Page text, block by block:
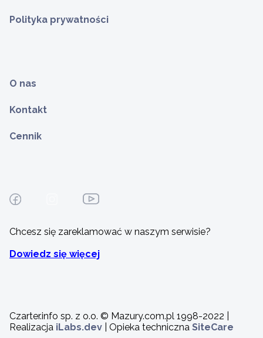
Polityka prywatności
O nas
Kontakt
Cennik
Chcesz się zareklamować w naszym serwisie?
Dowiedz się więcej
Czarter.info sp. z o.o. © Mazury.com.pl 1998-2022 |
Realizacja iLabs.dev | Opieka techniczna SiteCare